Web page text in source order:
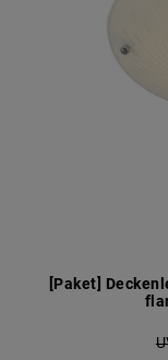
[Paket]